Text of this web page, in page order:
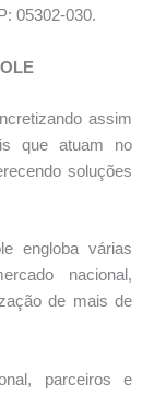
05302-030.
assim
que atuam no
soluções
engloba várias
nacional,
de mais de
parceiros e